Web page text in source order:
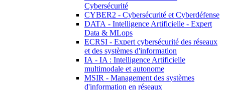
Cybersécurité
CYBER2 - Cybersécurité et Cyberdéfense
DATA - Intelligence Artificielle - Expert
Data & MLops
ECRSI - Expert cybersécurité des réseaux
et des systèmes d'information
IA - IA : Intelligence Artificielle
multimodale et autonome
MSIR - Management des systèmes
d'information en réseaux